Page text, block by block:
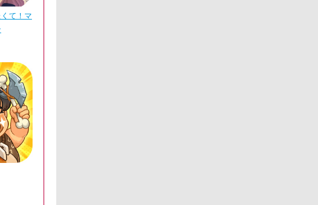
て！マ